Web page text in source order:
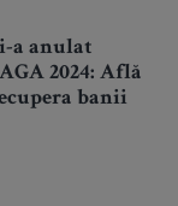
a anulat
2024: Află
banii